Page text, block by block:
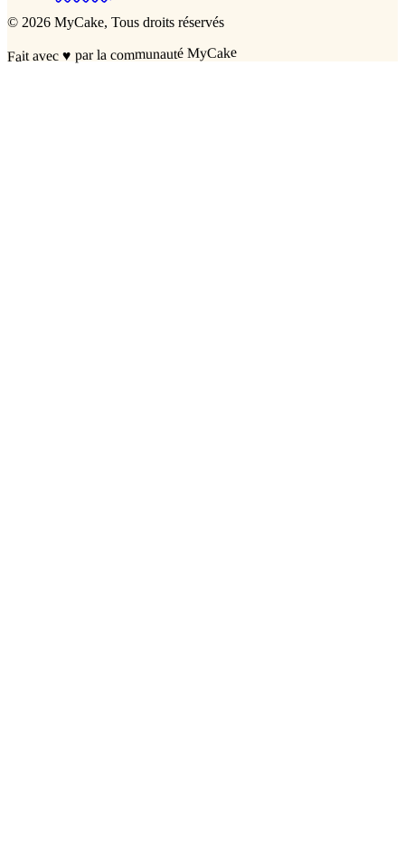
© 2026 MyCake, Tous droits réservés
Fait avec♥ par la communauté MyCake